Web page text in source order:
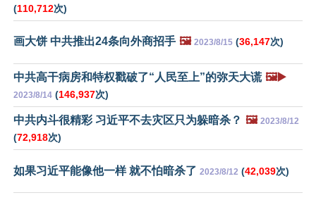
(110,712次)
画大饼 中共推出24条向外商招手 🖼️ 2023/8/15 (36,147次)
中共高干病房和特权戳破了“人民至上”的弥天大谎 🖼️▶️
2023/8/14 (146,937次)
中共内斗很精彩 习近平不去灾区只为躲暗杀？ 🖼️ 2023/8/12
(72,918次)
如果习近平能像他一样 就不怕暗杀了 2023/8/12 (42,039次)